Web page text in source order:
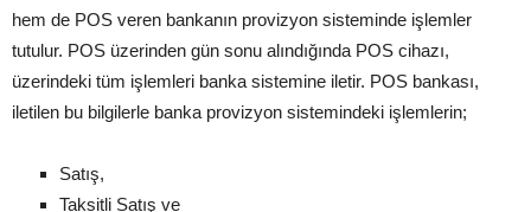
hem de POS veren bankanın provizyon sisteminde işlemler
tutulur. POS üzerinden gün sonu alındığında POS cihazı,
üzerindeki tüm işlemleri banka sistemine iletir. POS bankası,
iletilen bu bilgilerle banka provizyon sistemindeki işlemlerin;
Satış,
Taksitli Satış ve